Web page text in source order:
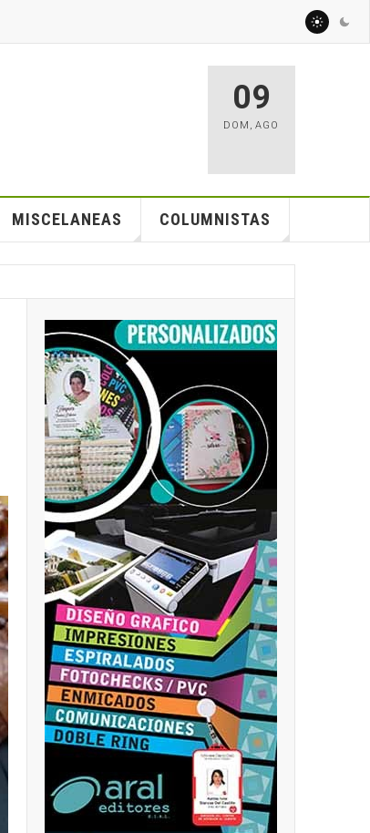
09
DOM ,AGO
MISCELANEAS COLUMNISTAS